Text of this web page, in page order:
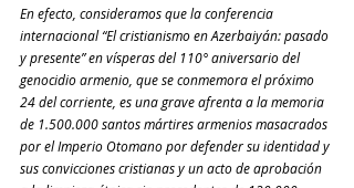
En efecto, consideramos que la conferencia
internacional “El cristianismo en Azerbaiyán: pasado
y presente” en vísperas del 110° aniversario del
genocidio armenio, que se conmemora el próximo
24 del corriente, es una grave afrenta a la memoria
de 1.500.000 santos mártires armenios masacrados
por el Imperio Otomano por defender su identidad y
sus convicciones cristianas y un acto de aprobación